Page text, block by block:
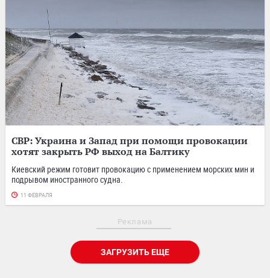
СВР: Украина и Запад при помощи провокации
хотят закрыть РФ выход на Балтику
Киевский режим готовит провокацию с применением морских мин и
подрывом иностранного судна.
11 ФЕВРАЛЯ
Реклама
ЗАГРУЗИТЬ ЕЩЕ